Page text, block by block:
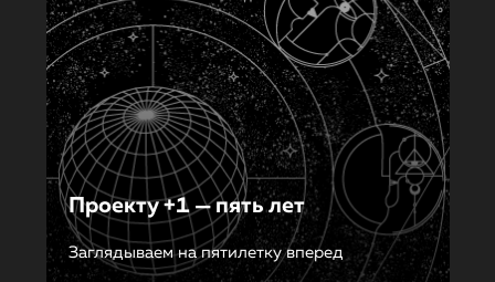
Проекту +1 — пять лет
Заглядываем на пятилетку вперед